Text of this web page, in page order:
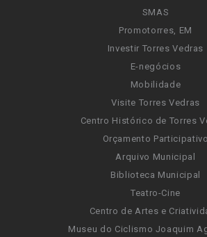
SMAS
Promotorres, EM
Investir Torres Vedras
E-negócios
Mobilidade
Visite Torres Vedras
Centro Histórico de Torres
Orçamento Participativo
Arquivo Municipal
Biblioteca Municipal
Teatro-Cine
Centro de Artes e
Museu do Ciclismo Joaquim